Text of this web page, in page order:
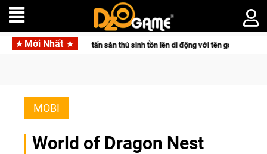
Mới Nhất
đưa bom tấn săn thú sinh tồn lên di động với tên gọi Palworld Online
MOBI
World of Dragon Nest